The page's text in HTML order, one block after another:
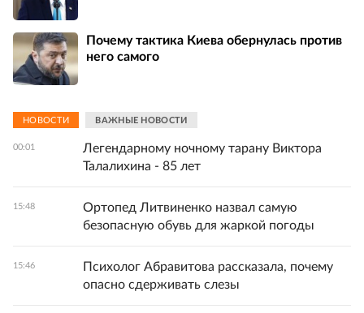
Почему тактика Киева обернулась против
него самого
НОВОСТИ ВАЖНЫЕ НОВОСТИ
00:01
Легендарному ночному тарану Виктора
Талалихина - 85 лет
15:48
Ортопед Литвиненко назвал самую
безопасную обувь для жаркой погоды
15:46
Психолог Абравитова рассказала, почему
опасно сдерживать слезы